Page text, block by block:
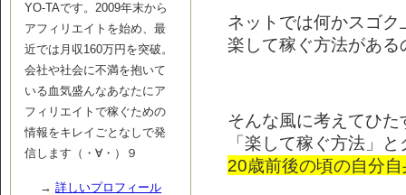
ネットでは何かスゴ
楽して稼ぐ方法がある
そんな風に考えてひた
「楽して稼ぐ方法」
20歳前後の頃の自分
YO-TAです。2009年末から
アフィリエイトを始め、最
近では月収160万円を突破。
会社や社会に不満を抱いて
いる血気盛んなあなたにア
フィリエイトで稼ぐための
情報をキレイごとなしで発
信します（・∀・）９
→ 詳しいプロフィール